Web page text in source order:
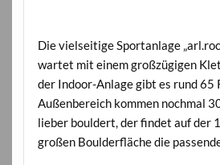
Die vielseitige Sportanlage
wartet mit einem großzügigen
der Indoor-Anlage gibt es rund 65
Außenbereich kommen nochmal
lieber bouldert, der findet auf der
großen Boulderfläche die